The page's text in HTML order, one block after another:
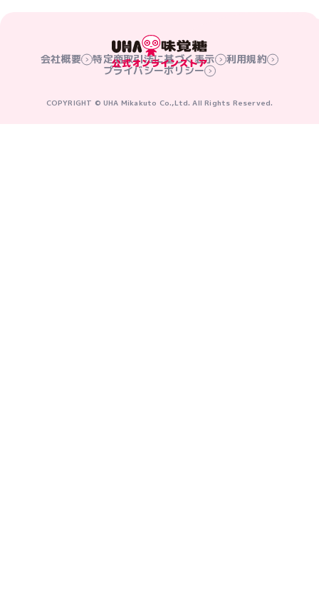
会社概要 特定商取引法に基づく表示
利用規約
プライバシーポリシー
COPYRIGHT © UHA Mikakuto Co.,Ltd. All Rights Reserved.